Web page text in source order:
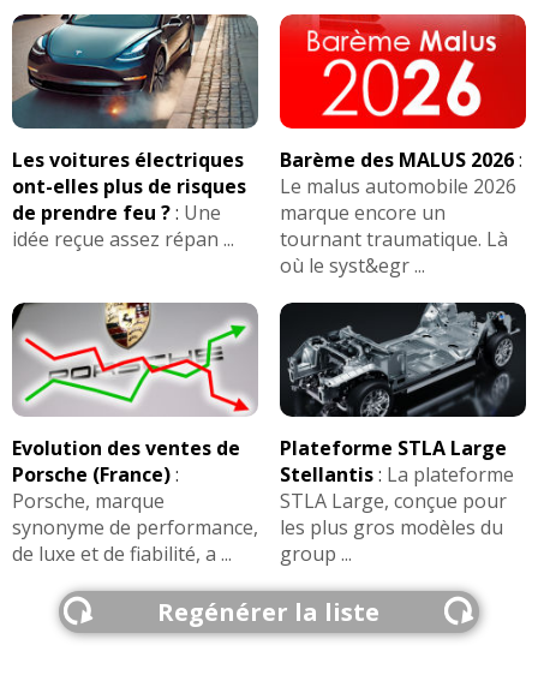
Les voitures électriques
ont-elles plus de risques
de prendre feu ?: Une
idée reçue assez répan ...
Barème des MALUS 2026:
Le malus automobile 2026
marque encore un
tournant traumatique. Là
où le syst&egr ...
Evolution des ventes de
Porsche (France):
Porsche, marque
synonyme de performance,
de luxe et de fiabilité, a ...
Plateforme STLA Large
Stellantis: La plateforme
STLA Large, conçue pour
les plus gros modèles du
group ...
Regénérer la liste